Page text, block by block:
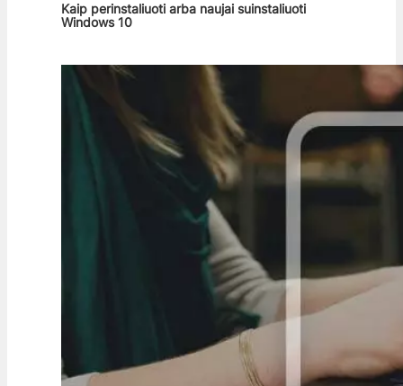
Kaip perinstaliuoti arba naujai suinstaliuoti
Windows 10